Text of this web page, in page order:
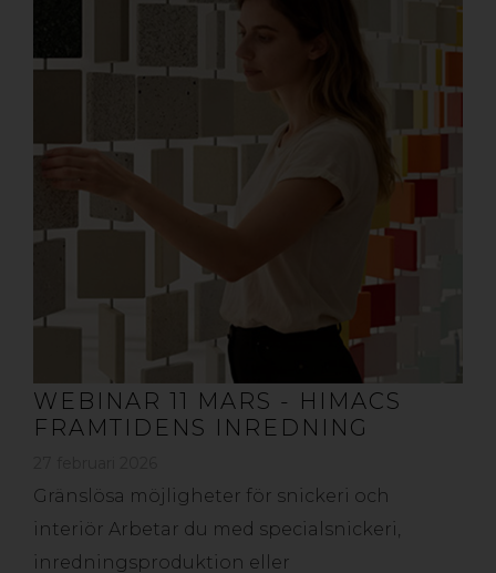
WEBINAR 11 MARS - HIMACS
FRAMTIDENS INREDNING
Gränslösa möjligheter för snickeri och
interiör Arbetar du med specialsnickeri,
inredningsproduktion eller